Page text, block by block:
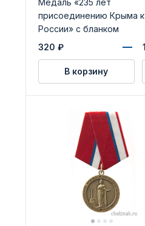
присоединению Крыма к
России» с бланком
удостоверения
320 ₽
В корзину